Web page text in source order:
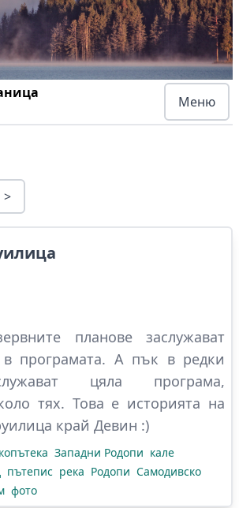
Меню
>
планове заслужават
в програмата. А пък в редки
цяла програма,
тях. Това е историята на
край Девин :)
Западни Родопи кале
пътепис река Родопи Самодивско
фото